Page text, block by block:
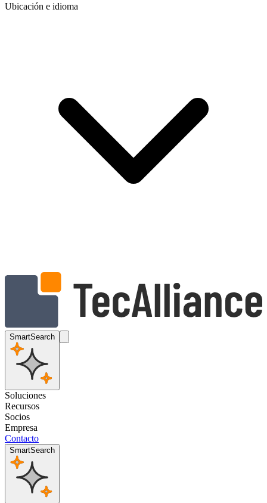
Ubicación e idioma
SmartSearch
Soluciones
Recursos
Socios
Empresa
Contacto
SmartSearch